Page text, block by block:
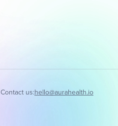
Contact us:hello@aurahealth.io